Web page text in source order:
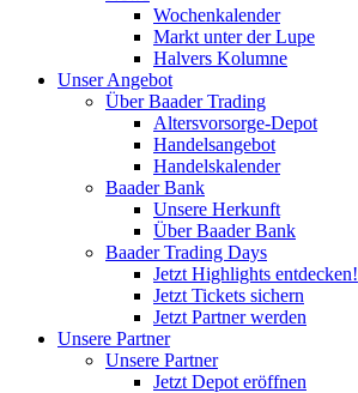
Wochenkalender
Markt unter der Lupe
Halvers Kolumne
Unser Angebot
Über Baader Trading
Altersvorsorge-Depot
Handelsangebot
Handelskalender
Baader Bank
Unsere Herkunft
Über Baader Bank
Baader Trading Days
Jetzt Highlights entdecken!
Jetzt Tickets sichern
Jetzt Partner werden
Unsere Partner
Unsere Partner
Jetzt Depot eröffnen